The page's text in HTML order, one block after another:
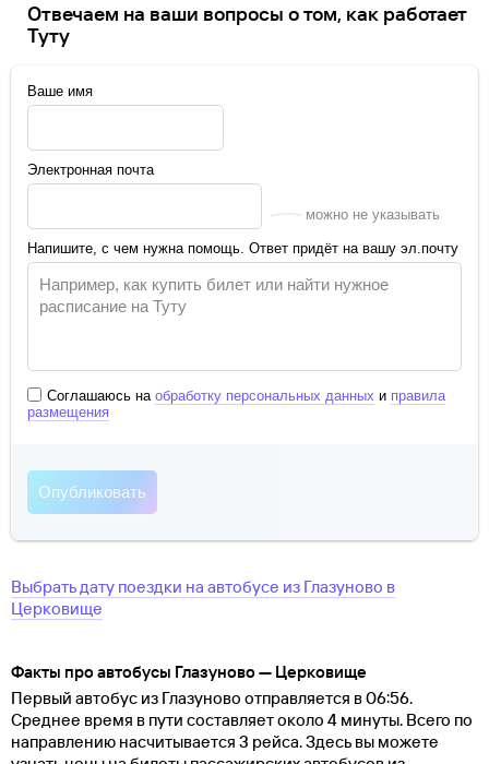
Отвечаем на ваши вопросы о том, как работает
Туту
Ваше имя
Электронная почта
можно не указывать
Напишите, с чем нужна помощь. Ответ придёт на вашу эл.почту
Соглашаюсь на обработку персональных данных и правила
размещения
Выбрать дату поездки на автобусе из Глазуново в
Церковище
Факты про автобусы Глазуново — Церковище
Первый автобус из Глазуново отправляется в 06:56.
Среднее время в пути составляет около 4 минуты. Всего по
направлению насчитывается 3 рейса. Здесь вы можете